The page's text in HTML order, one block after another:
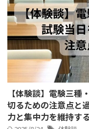
【体験談】電験三種
切るための注意点と
力と集中力を維持す